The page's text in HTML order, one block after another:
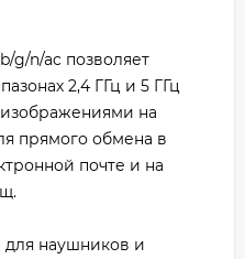
g/n/ac позволяет
2,4 ГГц и 5 ГГц
на
прямого обмена в
почте и на
наушников и